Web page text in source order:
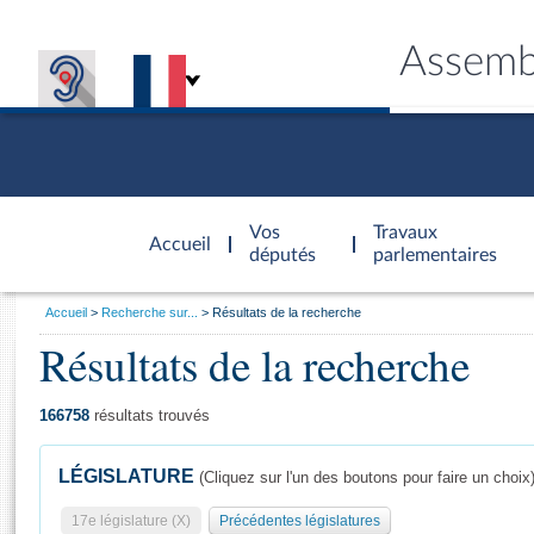
Accueil
d'accueil
Vos
députés
Travaux
parlementaires
Général
Vous
Accueil Recherche sur... Résultats de la recherche
Résultats de la recherche
166758 résultats trouvés
LÉGISLATURE (Cliquez sur l'un des boutons pour faire un choix)
17e législature (X) Précédentes législatures